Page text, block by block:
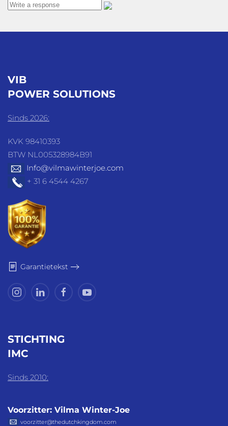
VIB
POWER SOLUTIONS
Sinds 2026:
KVK 98410393
BTW NL005328984B91
Info@vilmawinterjoe.com
+ 31 6 4544 4267
Garantietekst
STICHTING
IMC
Sinds 2010:
Voorzitter: Vilma Winter-Joe
voorzitter@thedutchkingdom.com